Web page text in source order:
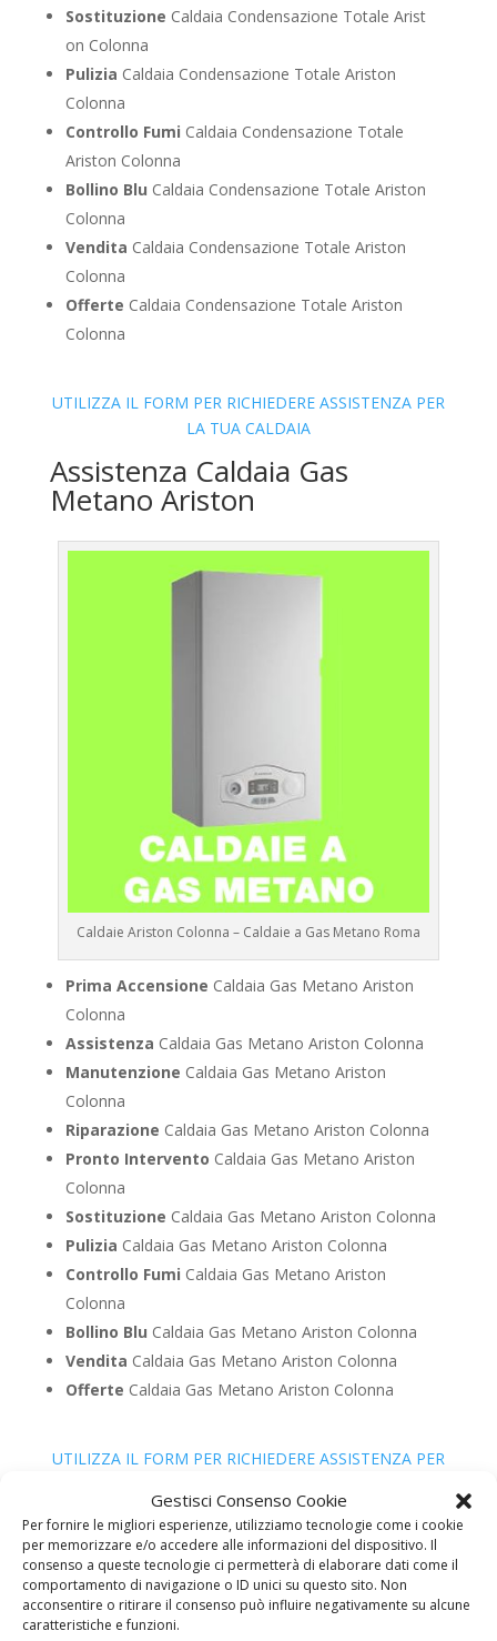
Gestisci Consenso Cookie
Per fornire le migliori esperienze, utilizziamo tecnologie come i cookie
per memorizzare e/o accedere alle informazioni del dispositivo. Il
consenso a queste tecnologie ci permetterà di elaborare dati come il
comportamento di navigazione o ID unici su questo sito. Non
acconsentire o ritirare il consenso può influire negativamente su alcune
caratteristiche e funzioni.
Sostituzione Caldaia Condensazione Totale Arist
on Colonna
Pulizia Caldaia Condensazione Totale Ariston
Colonna
Controllo Fumi Caldaia Condensazione Totale
Ariston Colonna
Bollino Blu Caldaia Condensazione Totale Ariston
Colonna
Vendita Caldaia Condensazione Totale Ariston
Colonna
Offerte Caldaia Condensazione Totale Ariston
Colonna
UTILIZZA IL FORM PER RICHIEDERE ASSISTENZA PER
LA TUA CALDAIA
Assistenza Caldaia Gas
Metano Ariston
Caldaie Ariston Colonna – Caldaie a Gas Metano Roma
Prima Accensione Caldaia Gas Metano Ariston
Colonna
Assistenza Caldaia Gas Metano Ariston Colonna
Manutenzione Caldaia Gas Metano Ariston
Colonna
Riparazione Caldaia Gas Metano Ariston Colonna
Pronto Intervento Caldaia Gas Metano Ariston
Colonna
Sostituzione Caldaia Gas Metano Ariston Colonna
Pulizia Caldaia Gas Metano Ariston Colonna
Controllo Fumi Caldaia Gas Metano Ariston
Colonna
Bollino Blu Caldaia Gas Metano Ariston Colonna
Vendita Caldaia Gas Metano Ariston Colonna
Offerte Caldaia Gas Metano Ariston Colonna
UTILIZZA IL FORM PER RICHIEDERE ASSISTENZA PER
Assistenza Caldaia Gasolio
Ariston